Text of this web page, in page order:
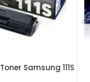
Toner Samsung 111S